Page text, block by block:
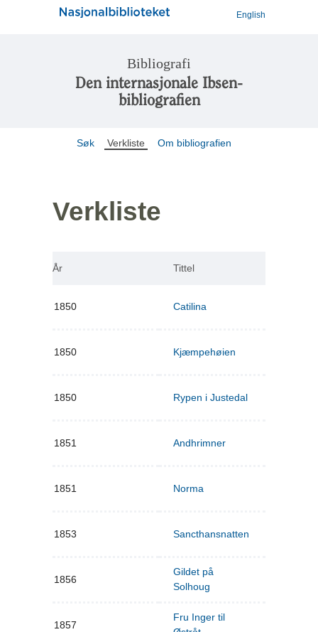
English
Bibliografi
Den internasjonale Ibsen-
bibliografien
Søk Verkliste Om bibliografien
Verkliste
År Tittel
1850 Catilina
1850 Kjæmpehøien
1850 Rypen i Justedal
1851 Andhrimner
1851 Norma
1853 Sancthansnatten
1856
Gildet på
Solhoug
1857
Fru Inger til